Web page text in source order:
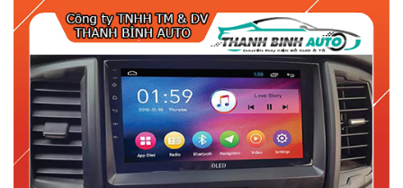
là:
2.000.000₫.
tại
là:
1.200.000₫.